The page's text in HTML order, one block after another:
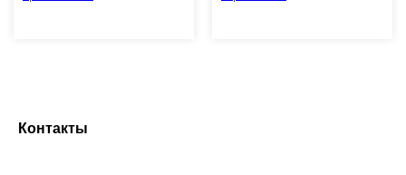
Контакты